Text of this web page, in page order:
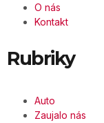
O nás
Kontakt
Rubriky
Auto
Zaujalo nás